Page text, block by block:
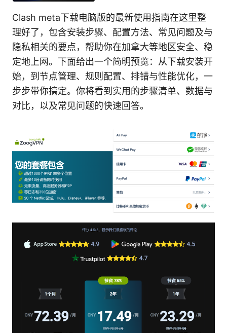
Clash meta下载电脑版的最新使用指南在这里整
理好了，包含安装步骤、配置方法、常见问题及与
隐私相关的要点，帮助你在加拿大等地区安全、稳
定地上网。下面给出一个简明预览：从下载安装开
始，到节点管理、规则配置、排错与性能优化，一
步步带你搞定。你将看到实用的步骤清单、数据与
对比，以及常见问题的快速回答。